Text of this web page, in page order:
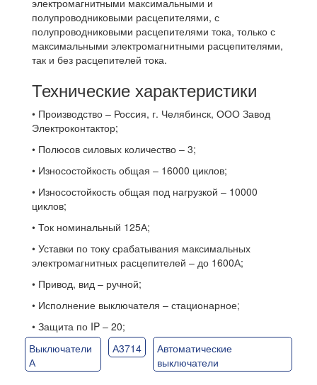
электромагнитными максимальными и
полупроводниковыми расцепителями, с
полупроводниковыми расцепителями тока, только с
максимальными электромагнитными расцепителями,
так и без расцепителей тока.
Технические характеристики
• Производство – Россия, г. Челябинск, ООО Завод
Электроконтактор;
• Полюсов силовых количество – 3;
• Износостойкость общая – 16000 циклов;
• Износостойкость общая под нагрузкой – 10000
циклов;
• Ток номинальный 125А;
• Уставки по току срабатывания максимальных
электромагнитных расцепителей – до 1600А;
• Привод, вид – ручной;
• Исполнение выключателя – стационарное;
• Защита по IP – 20;
Выключатели
А
А3714
Автоматические
выключатели